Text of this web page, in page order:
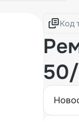
Код